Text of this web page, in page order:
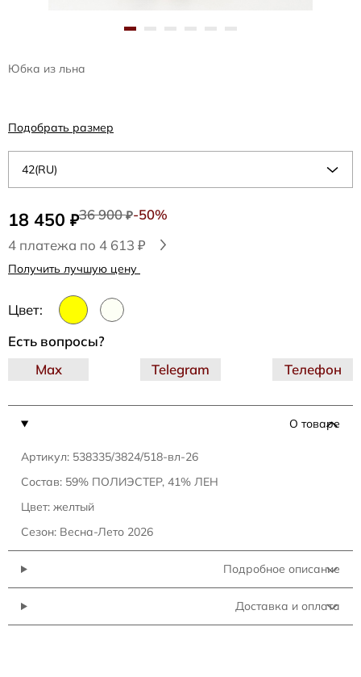
Юбка из льна
18 450 ₽36 900₽-50%
4 платежа по 4 613 ₽
Получить лучшую цену
Цвет:
42(RU)
Подобрать размер
О товаре
Артикул: 538335/3824/518-вл-26
Состав: 59% ПОЛИЭСТЕР, 41% ЛЕН
Цвет: желтый
Сезон: Весна-Лето 2026
Подробное описание
Доставка и оплата
Есть вопросы?
Telegram
Max Телефон